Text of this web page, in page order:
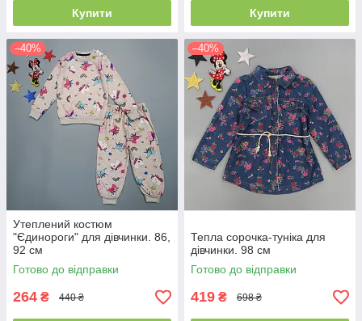
Купити Купити
–40%
Утеплений костюм
"Єдинороги" для дівчинки. 86,
92 см
Готово до відправки
264 ₴ 440 ₴
–40%
Тепла сорочка-туніка для
дівчинки. 98 см
Готово до відправки
419 ₴ 698 ₴